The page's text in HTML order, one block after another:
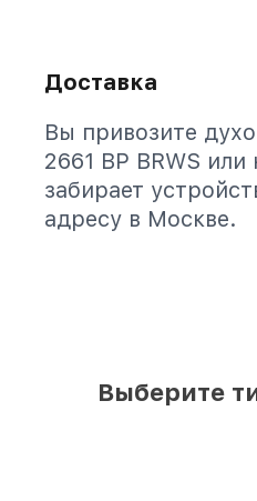
Доставка
Вы привозите
2661 BP BRWS
забирает
адресу в Москве.
Выберите